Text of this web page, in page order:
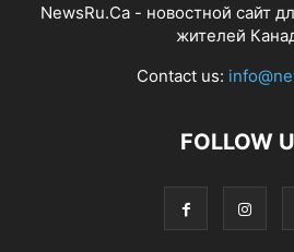
NewsRu.Ca - новостной сайт
жителей
Contact us:
FOLLOW